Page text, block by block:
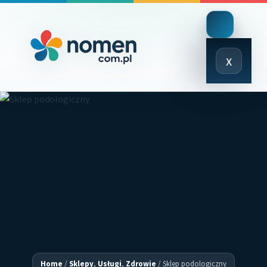
x
Close
Menu
Home /Sklepy, Usługi, Zdrowie /Sklep podologiczny